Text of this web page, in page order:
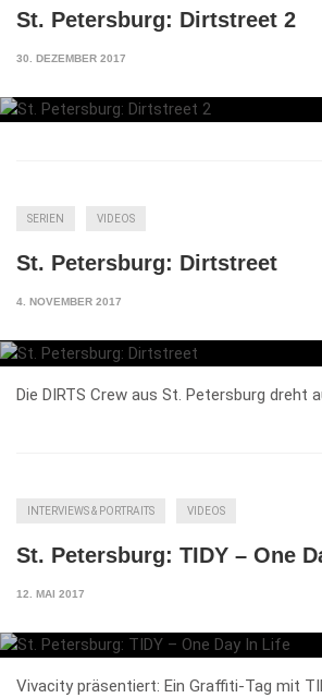
St. Petersburg: Dirtstreet 2
30. DEZEMBER 2017
SERIEN VIDEOS
St. Petersburg: Dirtstreet
4. NOVEMBER 2017
Die DIRTS Crew aus St. Petersburg dreht
INTERVIEWS & PORTRAITS VIDEOS
St. Petersburg: TIDY – One
12. MAI 2017
Vivacity präsentiert: Ein Graffiti-Tag mit